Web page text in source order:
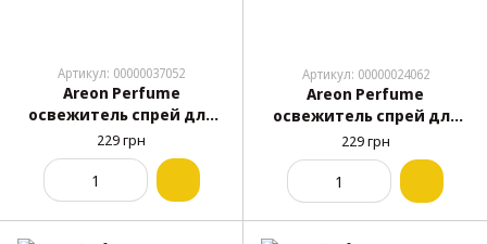
Артикул: 00000037052
Areon Perfume
освежитель спрей для
авто Яблоко & Корица 35
мл +1 лист
229 грн
Артикул: 00000024062
Areon Perfume
освежитель спрей для
авто Черный Кристалл 35
мл +1 лист
229 грн